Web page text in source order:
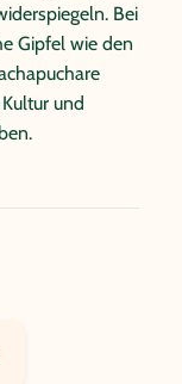
Bei
Gipfel wie den
und